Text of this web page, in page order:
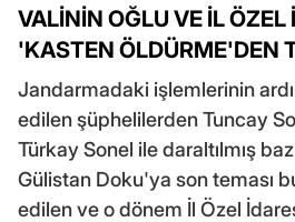
VALİNİN OĞLU VE İL
'KASTEN ÖLDÜRME'DEN
Jandarmadaki işlemlerinin
edilen şüphelilerden Tuncay
Türkay Sonel ile daraltılmış
Gülistan Doku'ya son teması
edilen ve o dönem İl Özel